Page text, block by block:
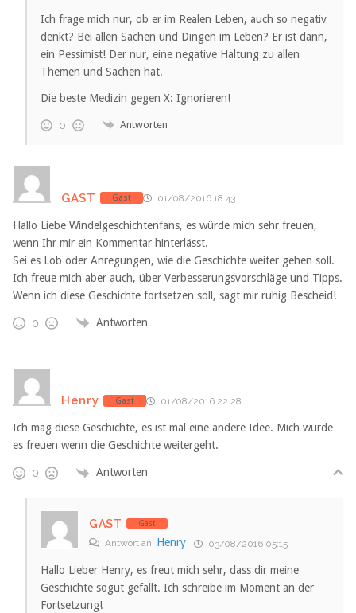
Ich frage mich nur, ob er im Realen Leben, auch so negativ
denkt? Bei allen Sachen und Dingen im Leben? Er ist dann,
ein Pessimist! Der nur, eine negative Haltung zu allen
Themen und Sachen hat.
Die beste Medizin gegen X: Ignorieren!
0 Antworten
GAST Gast 01/08/2016 18:43
Hallo Liebe Windelgeschichtenfans, es würde mich sehr freuen,
wenn Ihr mir ein Kommentar hinterlässt.
Sei es Lob oder Anregungen, wie die Geschichte weiter gehen soll.
Ich freue mich aber auch, über Verbesserungsvorschläge und Tipps.
Wenn ich diese Geschichte fortsetzen soll, sagt mir ruhig Bescheid!
0 Antworten
Henry Gast 01/08/2016 22:28
Ich mag diese Geschichte, es ist mal eine andere Idee. Mich würde
es freuen wenn die Geschichte weitergeht.
0 Antworten
GAST Gast
Antwort an Henry 03/08/2016 05:15
Hallo Lieber Henry, es freut mich sehr, dass dir meine
Geschichte sogut gefällt. Ich schreibe im Moment an der
Fortsetzung!